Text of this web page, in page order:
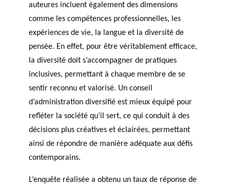
auteures incluent également des dimensions
comme les compétences professionnelles, les
expériences de vie, la langue et la diversité de
pensée. En effet, pour être véritablement efficace,
la diversité doit s’accompagner de pratiques
inclusives, permettant à chaque membre de se
sentir reconnu et valorisé. Un conseil
d’administration diversifié est mieux équipé pour
refléter la société qu’il sert, ce qui conduit à des
décisions plus créatives et éclairées, permettant
ainsi de répondre de manière adéquate aux défis
contemporains.
L’enquête réalisée a obtenu un taux de réponse de